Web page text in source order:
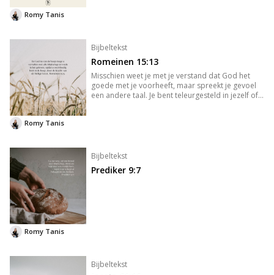
Romy Tanis
Bijbeltekst
Romeinen 15:13
Misschien weet je met je verstand dat God het
goede met je voorheeft, maar spreekt je gevoel
een andere taal. Je bent teleurgesteld in jezelf of
Romy Tanis
Bijbeltekst
Prediker 9:7
Romy Tanis
Bijbeltekst